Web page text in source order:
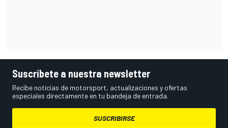
Suscríbete a nuestra newsletter
Recibe noticias de motorsport, actualizaciones y ofertas
especiales directamente en tu bandeja de entrada.
SUSCRIBIRSE